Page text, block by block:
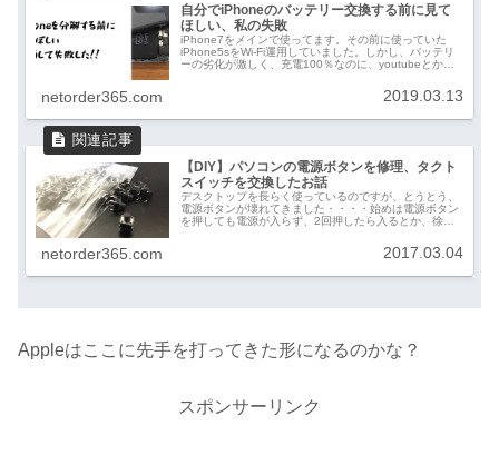
自分でiPhoneのバッテリー交換する前に見て
ほしい、私の失敗
iPhone7をメインで使ってます。その前に使っていた
iPhone5sをWi-Fi運用していました。しかし、バッテリ
ーの劣化が激しく、充電100％なのに、youtubeとか見
netorder365.com 2019.03.13
【DIY】パソコンの電源ボタンを修理、タクト
スイッチを交換したお話
デスクトップを長らく使っているのですが、とうとう、
電源ボタンが壊れてきました・・・・始めは電源ボタン
を押しても電源が入らず、2回押したら入るとか、徐々
netorder365.com 2017.03.04
Appleはここに先手を打ってきた形になるのかな？
スポンサーリンク